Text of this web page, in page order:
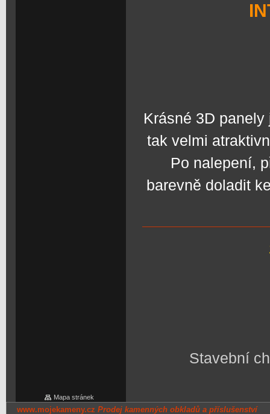
Krásné 3D
tak velmi
Po nalepení,
barevně doladit
Stavební
Mapa stránek
www.mojekameny.cz Prodej kamenných obkladů a příslušenství